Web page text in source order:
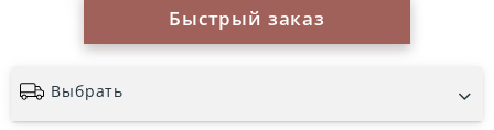
Быстрый заказ
Выбрать